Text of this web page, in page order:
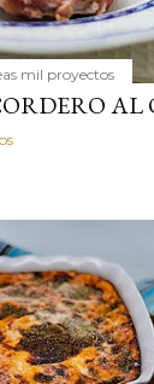
mil proyectos
AL